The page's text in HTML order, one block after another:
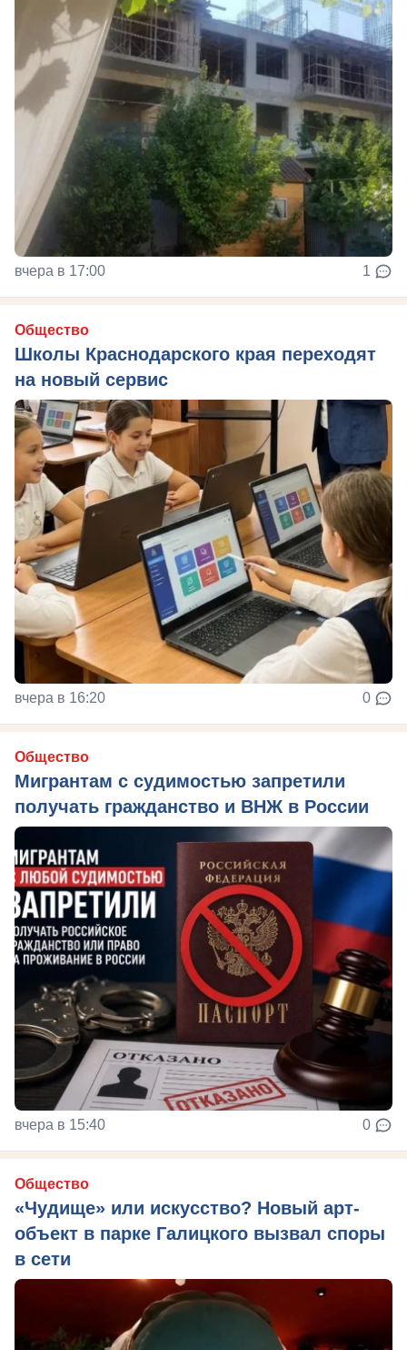
вчера в 17:00 1
Общество
Школы Краснодарского края переходят
на новый сервис
вчера в 16:20 0
Общество
Мигрантам с судимостью запретили
получать гражданство и ВНЖ в России
вчера в 15:40 0
Общество
«Чудище» или искусство? Новый арт-
объект в парке Галицкого вызвал споры
в сети